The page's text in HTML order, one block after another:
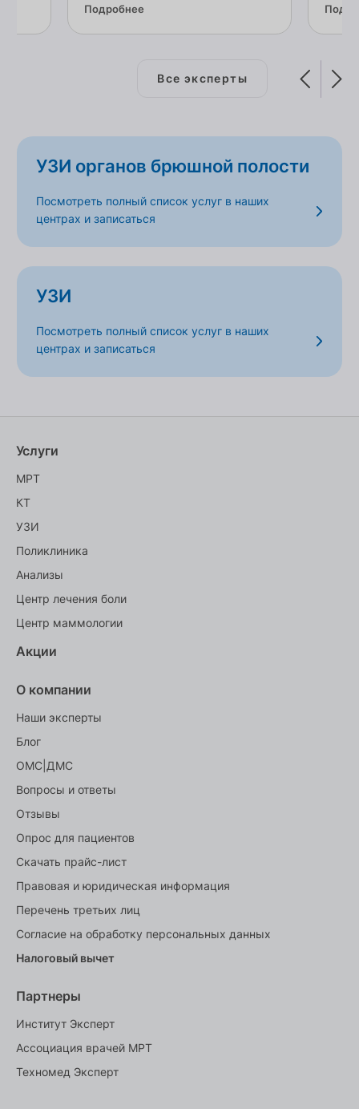
Подробнее
Все эксперты
УЗИ органов брюшной полости
Посмотреть полный список услуг в наших
центрах и записаться
УЗИ
Посмотреть полный список услуг в наших
центрах и записаться
Услуги
МРТ
КТ
УЗИ
Поликлиника
Анализы
Центр лечения боли
Центр маммологии
Акции
О компании
Наши эксперты
Блог
ОМС|ДМС
Вопросы и ответы
Отзывы
Опрос для пациентов
Скачать прайс-лист
Правовая и юридическая информация
Перечень третьих лиц
Согласие на обработку персональных данных
Налоговый вычет
Партнеры
Институт Эксперт
Ассоциация врачей МРТ
Техномед Эксперт